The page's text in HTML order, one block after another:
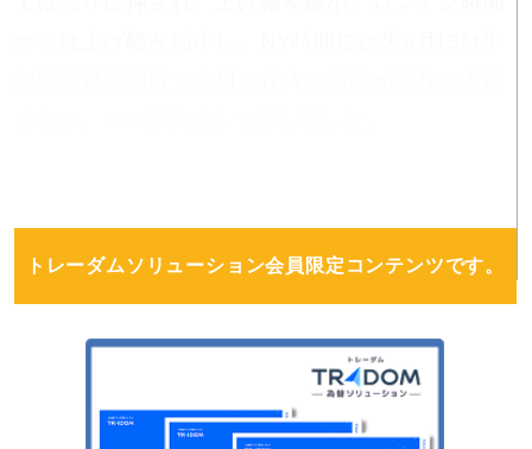
トレーダムソリューション会員限定コンテンツです。